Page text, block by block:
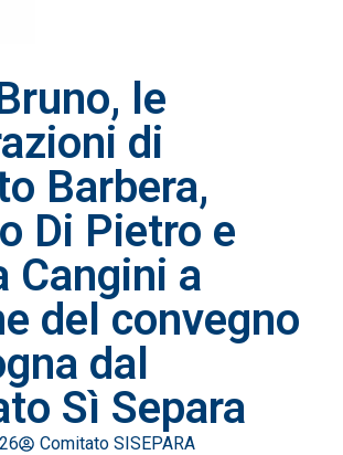
le
di
Barbera,
Di Pietro e
Cangini a
del convegno
dal
Sì Separa
Comitato SISEPARA